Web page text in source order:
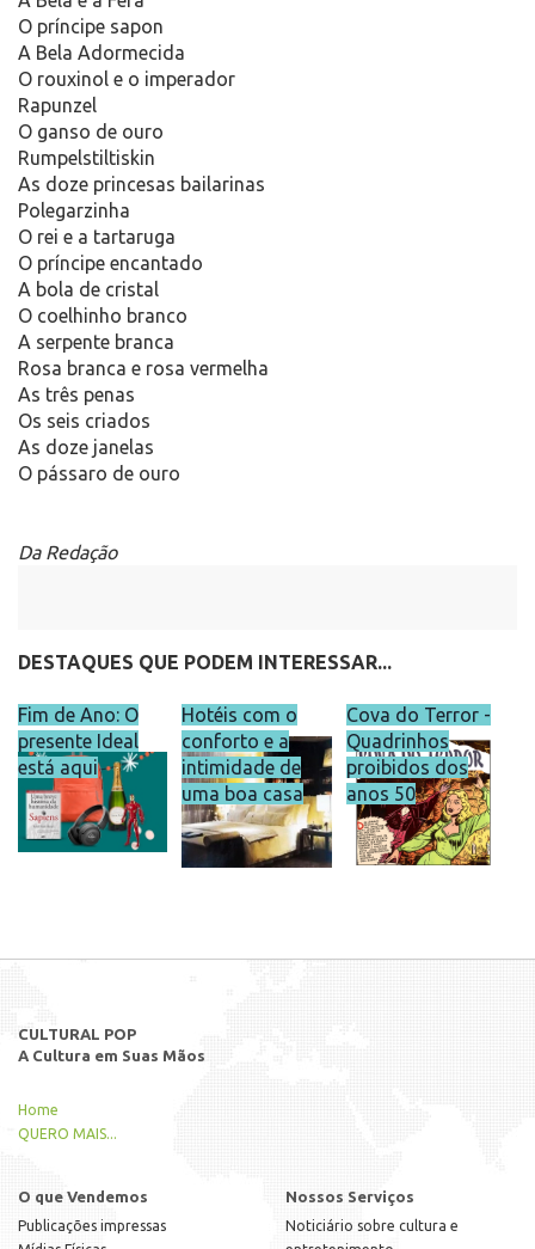
O príncipe sapon
A Bela Adormecida
O rouxinol e o imperador
Rapunzel
O ganso de ouro
Rumpelstiltiskin
As doze princesas bailarinas
Polegarzinha
O rei e a tartaruga
O príncipe encantado
A bola de cristal
O coelhinho branco
A serpente branca
Rosa branca e rosa vermelha
As três penas
Os seis criados
As doze janelas
O pássaro de ouro
Da Redação
DESTAQUES QUE PODEM INTERESSAR...
Fim de Ano: O
presente Ideal
está aqui
Hotéis com o
conforto e a
intimidade de
uma boa casa
Cova do Terror -
Quadrinhos
proibidos dos
anos 50
CULTURAL POP
A Cultura em Suas Mãos
Home
QUERO MAIS...
O que Vendemos
Publicações impressas
Nossos Serviços
Noticiário sobre cultura e